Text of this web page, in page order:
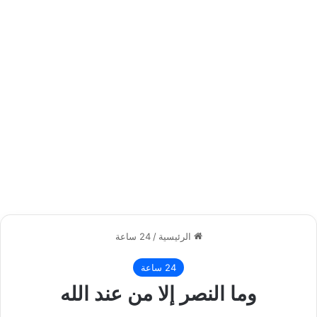
الرئيسية / 24 ساعة
24 ساعة
وما النصر إلا من عند الله